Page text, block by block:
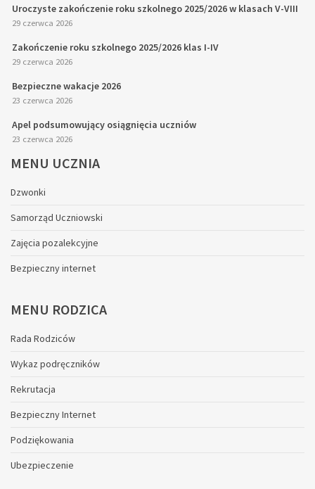
Uroczyste zakończenie roku szkolnego 2025/2026 w klasach V-VIII
29 czerwca 2026
Zakończenie roku szkolnego 2025/2026 klas I-IV
29 czerwca 2026
Bezpieczne wakacje 2026
23 czerwca 2026
Apel podsumowujący osiągnięcia uczniów
23 czerwca 2026
MENU UCZNIA
Dzwonki
Samorząd Uczniowski
Zajęcia pozalekcyjne
Bezpieczny internet
MENU RODZICA
Rada Rodziców
Wykaz podręczników
Rekrutacja
Bezpieczny Internet
Podziękowania
Ubezpieczenie